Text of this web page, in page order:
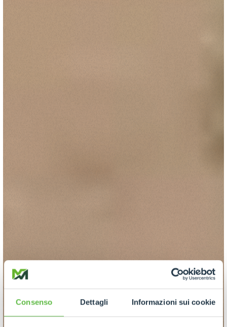
Consenso Dettagli Informazioni sui cookie